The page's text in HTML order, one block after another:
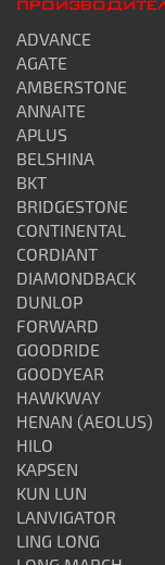
ADVANCE
AGATE
AMBERSTONE
ANNAITE
APLUS
BELSHINA
BKT
BRIDGESTONE
CONTINENTAL
CORDIANT
DIAMONDBACK
DUNLOP
FORWARD
GOODRIDE
GOODYEAR
HAWKWAY
HENAN (AEOLUS)
HILO
KAPSEN
KUN LUN
LANVIGATOR
LING LONG